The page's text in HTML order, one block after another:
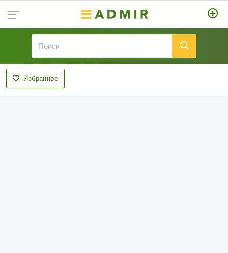
Избранное